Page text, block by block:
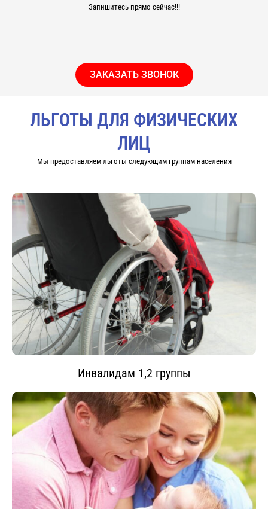
Запишитесь прямо сейчас!!!
ЗАКАЗАТЬ ЗВОНОК
ЛЬГОТЫ ДЛЯ ФИЗИЧЕСКИХ
ЛИЦ
Мы предоставляем льготы следующим группам населения
Инвалидам 1,2 группы